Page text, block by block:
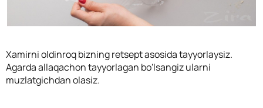
Xamirni oldinroq bizning retsept asosida tayyorlaysiz.
Agarda allaqachon tayyorlagan bo'lsangiz ularni
muzlatgichdan olasiz.